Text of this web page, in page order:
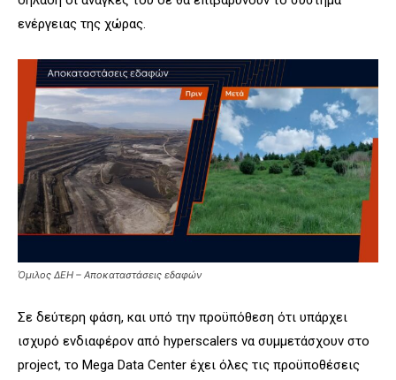
ενέργειας της χώρας.
Όμιλος ΔΕΗ – Αποκαταστάσεις εδαφών
Σε δεύτερη φάση, και υπό την προϋπόθεση ότι υπάρχει
ισχυρό ενδιαφέρον από hyperscalers να συμμετάσχουν στο
project, το Mega Data Center έχει όλες τις προϋποθέσεις